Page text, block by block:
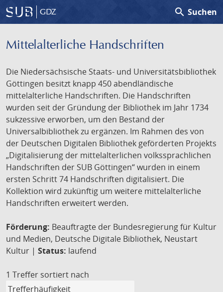
GDZ search Suchen
Mittelalterliche Handschriften
Die Niedersächsische Staats- und Universitätsbibliothek
Göttingen besitzt knapp 450 abendländische
mittelalterliche Handschriften. Die Handschriften
wurden seit der Gründung der Bibliothek im Jahr 1734
sukzessive erworben, um den Bestand der
Universalbibliothek zu ergänzen. Im Rahmen des von
der Deutschen Digitalen Bibliothek geförderten Projekts
„Digitalisierung der mittelalterlichen volkssprachlichen
Handschriften der SUB Göttingen“ wurden in einem
ersten Schritt 74 Handschriften digitalisiert. Die
Kollektion wird zukünftig um weitere mittelalterliche
Handschriften erweitert werden.
Förderung: Beauftragte der Bundesregierung für Kultur
und Medien, Deutsche Digitale Bibliothek, Neustart
Kultur | Status: laufend
1 Treffer sortiert nach